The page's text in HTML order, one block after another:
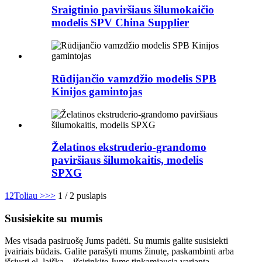
Sraigtinio paviršiaus šilumokaičio
modelis SPV China Supplier
Rūdijančio vamzdžio modelis SPB
Kinijos gamintojas
Želatinos ekstruderio-grandomo
paviršiaus šilumokaitis, modelis
SPXG
1 2Toliau >>> 1 / 2 puslapis
Susisiekite su mumis
Mes visada pasiruošę Jums padėti. Su mumis galite susisiekti
įvairiais būdais. Galite parašyti mums žinutę, paskambinti arba